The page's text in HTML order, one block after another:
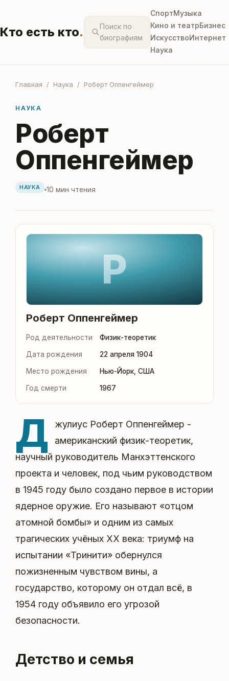
Кто есть кто.
Поиск по
биографиям
СпортМузыка
Кино и театрБизнес
ИскусствоИнтернет
Наука
Главная / Наука / Роберт Оппенгеймер
НАУКА
Роберт
Оппенгеймер
НАУКА 10 мин чтения
Р
Роберт Оппенгеймер
Род деятельности Физик-теоретик
Дата рождения 22 апреля 1904
Место рождения Нью-Йорк, США
Год смерти 1967
Д
жулиус Роберт Оппенгеймер -
американский физик-теоретик,
научный руководитель Манхэттенского
проекта и человек, под чьим руководством
в 1945 году было создано первое в истории
ядерное оружие. Его называют «отцом
атомной бомбы» и одним из самых
трагических учёных XX века: триумф на
испытании «Тринити» обернулся
пожизненным чувством вины, а
государство, которому он отдал всё, в
1954 году объявило его угрозой
безопасности.
Детство и семья